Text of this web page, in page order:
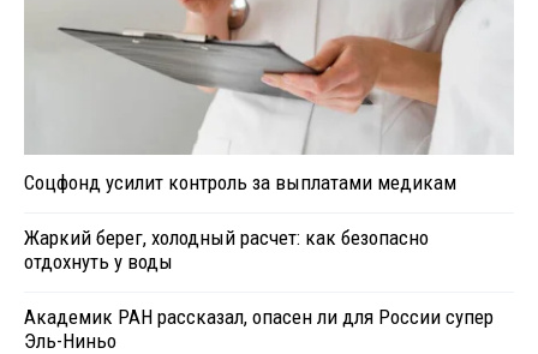
Соцфонд усилит контроль за выплатами медикам
Жаркий берег, холодный расчет: как безопасно
отдохнуть у воды
Академик РАН рассказал, опасен ли для России супер
Эль-Ниньо